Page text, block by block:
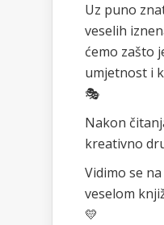
Uz puno
veselih
ćemo zašto
umjetnost i
🎭
Nakon
kreativno
Vidimo se
veselom
💛